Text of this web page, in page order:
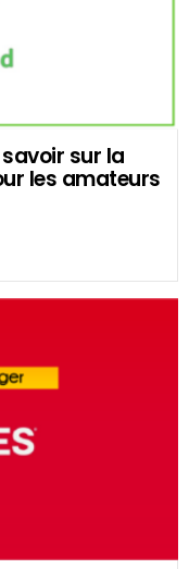
sur la
les amateurs